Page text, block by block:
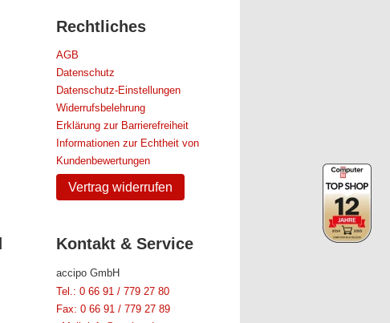
Rechtliches
AGB
Datenschutz
Datenschutz-Einstellungen
Widerrufsbelehrung
Erklärung zur Barrierefreiheit
Informationen zur Echtheit von
Kundenbewertungen
Vertrag widerrufen
Kontakt & Service
accipo GmbH
Tel.: 0 66 91 / 779 27 80
Fax: 0 66 91 / 779 27 89